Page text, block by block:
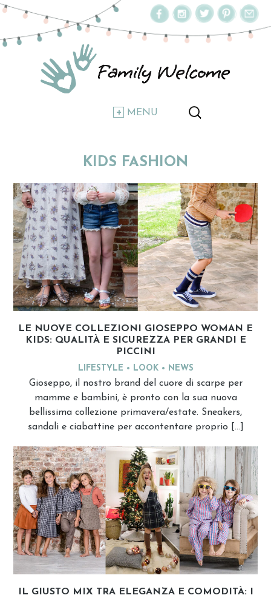
MENU
KIDS FASHION
LE NUOVE COLLEZIONI GIOSEPPO WOMAN E
KIDS: QUALITÀ E SICUREZZA PER GRANDI E
PICCINI
LIFESTYLE LOOK NEWS
Gioseppo, il nostro brand del cuore di scarpe per
mamme e bambini, è pronto con la sua nuova
bellissima collezione primavera/estate. Sneakers,
sandali e ciabattine per accontentare proprio […]
IL GIUSTO MIX TRA ELEGANZA E COMODITÀ: I